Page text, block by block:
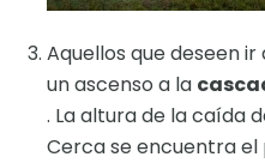
Aquellos que deseen
un ascenso a la
. La altura de la caída
Cerca se encuentra